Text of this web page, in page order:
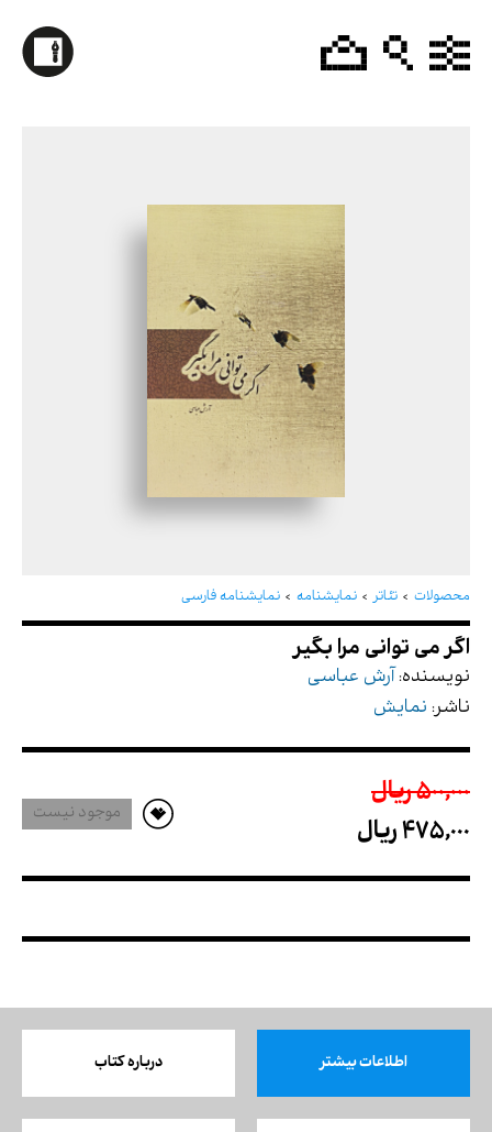
محصولات تئاتر نمایشنامه نمایشنامه فارسی
اگر می توانی مرا بگیر
نویسنده: آرش عباسی
ناشر: نمایش
500,000 ريال
475,000 ريال
موجود نیست
اطلاعات بیشتر درباره کتاب